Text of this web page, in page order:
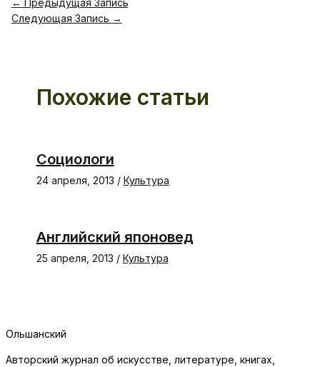
← Предыдущая Запись
Следующая Запись →
Похожие статьи
Социологи
24 апреля, 2013 / Культура
Английский японовед
25 апреля, 2013 / Культура
Ольшанский
Авторский журнал об искусстве, литературе, книгах,